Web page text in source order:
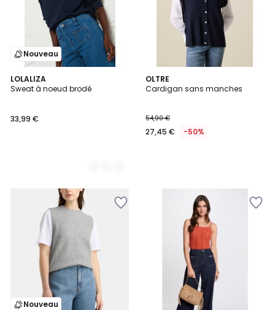
Nouveau
LOLALIZA
Sweat à noeud brodé
33,99 €
2
Couleurs
OLTRE
Cardigan sans manches
54,90 €
27,45 € -50%
Nouveau